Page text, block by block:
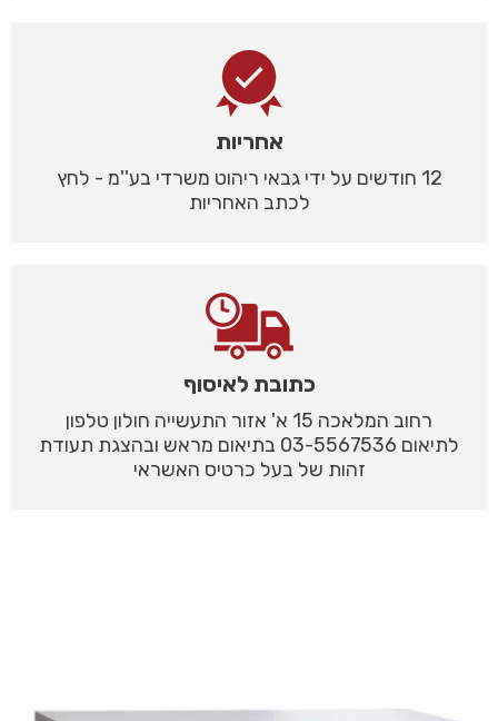
אחריות
12 חודשים על ידי גבאי ריהוט משרדי בע''מ - לחץ
לכתב האחריות
כתובת לאיסוף
רחוב המלאכה 15 א' אזור התעשייה חולון טלפון
לתיאום 03-5567536 בתיאום מראש ובהצגת תעודת
זהות של בעל כרטיס האשראי